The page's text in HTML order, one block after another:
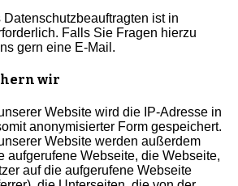
ist in
Falls Sie Fragen hierzu
gern eine E-Mail.
wir
Website wird die IP-Adresse in
anonymisierter Form gespeichert.
Website werden außerdem
aufgerufene Webseite, die Webseite,
auf die aufgerufene Webseite